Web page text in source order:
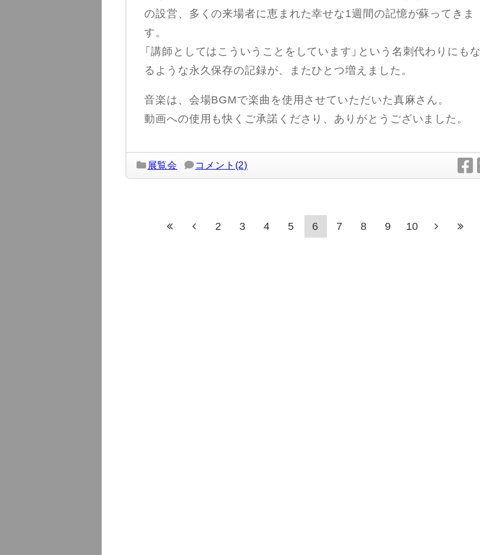
の設営、多くの来場者に恵まれた幸せな1週間の記憶が蘇ってきま
す。
「講師としてはこういうことをしています」という名刺代わりにもな
るような永久保存の記録が、またひとつ増えました。
音楽は、会場BGMで楽曲を使用させていただいた真麻さん。
動画への使用も快くご承諾くださり、ありがとうございました。
展覧会 コメント(2)
2 3 4 5 6 7 8 9 10